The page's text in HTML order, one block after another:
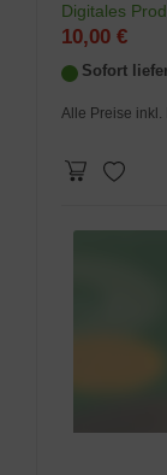
Digitales
10,00 €
Sofort
Alle Preise inkl.